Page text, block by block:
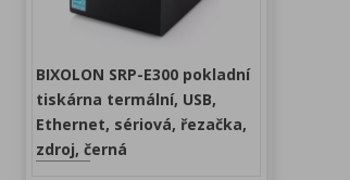
BIXOLON SRP-E300 pokladní
tiskárna termální, USB,
Ethernet, sériová, řezačka,
zdroj, černá